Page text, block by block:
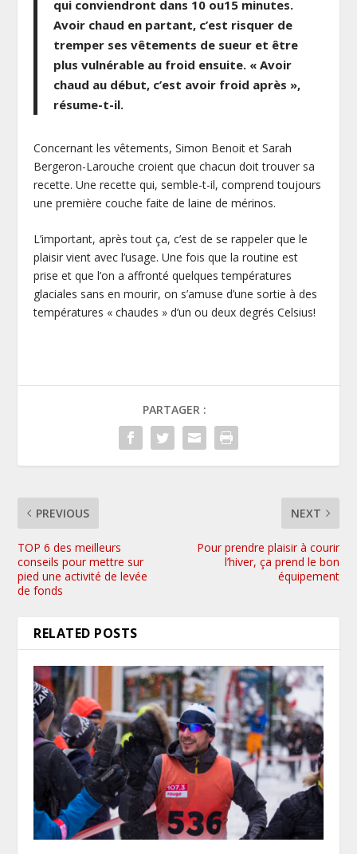
qui conviendront dans 10 ou15 minutes.
Avoir chaud en partant, c’est risquer de
tremper ses vêtements de sueur et être
plus vulnérable au froid ensuite. « Avoir
chaud au début, c’est avoir froid après »,
résume-t-il.
Concernant les vêtements, Simon Benoit et Sarah
Bergeron-Larouche croient que chacun doit trouver sa
recette. Une recette qui, semble-t-il, comprend toujours
une première couche faite de laine de mérinos.
L’important, après tout ça, c’est de se rappeler que le
plaisir vient avec l’usage. Une fois que la routine est
prise et que l’on a affronté quelques températures
glaciales sans en mourir, on s’amuse d’une sortie à des
températures « chaudes » d’un ou deux degrés Celsius!
PARTAGER :
PREVIOUS
TOP 6 des meilleurs
conseils pour mettre sur
pied une activité de levée
de fonds
NEXT
Pour prendre plaisir à courir
l’hiver, ça prend le bon
équipement
RELATED POSTS